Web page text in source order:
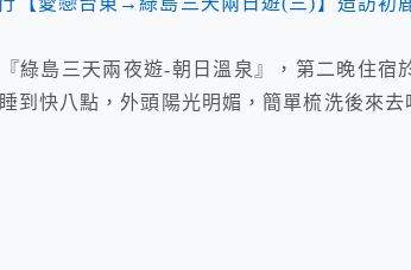
綠島三天兩夜遊-朝日溫泉』，第二晚住宿
到快八點，外頭陽光明媚，簡單梳洗後來去